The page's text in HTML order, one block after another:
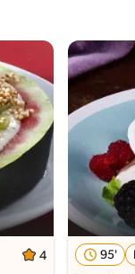
4 95'